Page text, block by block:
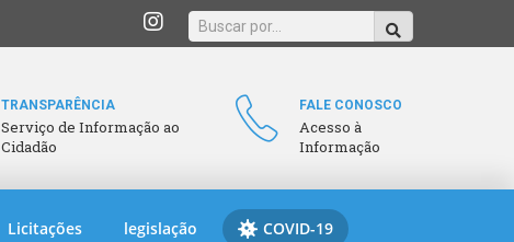
TRANSPARÊNCIA
Serviço de Informação ao
Cidadão
FALE CONOSCO
Acesso à
Informação
Licitações legislação COVID-19